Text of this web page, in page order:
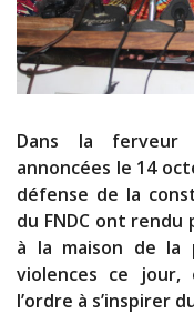
Dans la ferveur
annoncées le 14
défense de la
du FNDC ont
à la maison de la
violences ce
l’ordre à s’inspirer